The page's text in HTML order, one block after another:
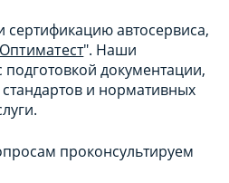
автосервиса,
Оптиматест". Наши
подготовкой документации,
и нормативных
проконсультируем